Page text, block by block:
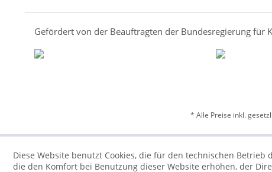
Gefördert von der Beauftragten der Bundesregierung für
* Alle Preise inkl.
Diese Website benutzt Cookies, die für den technischen
die den Komfort bei Benutzung dieser Website erhöhen, der